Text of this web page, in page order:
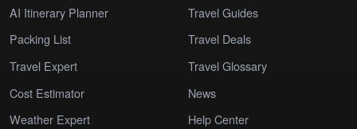
AI Itinerary Planner
Packing List
Travel Expert
Cost Estimator
Weather Expert
Travel Guides
Travel Deals
Travel Glossary
News
Help Center